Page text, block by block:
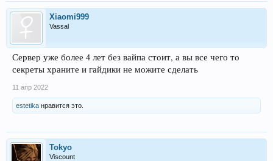
Xiaomi999
Vassal
Сервер уже более 4 лет без вайпа стоит, а вы все чего то
секреты храните и гайдики не можите сделать
11 апр 2022
estetika нравится это.
Tokyo
Viscount